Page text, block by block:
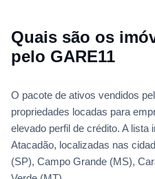
Quais são os
pelo GARE11
O pacote de ativos vendidos
propriedades locadas para
elevado perfil de crédito. A lista
Atacadão, localizadas nas
(SP), Campo Grande (MS),